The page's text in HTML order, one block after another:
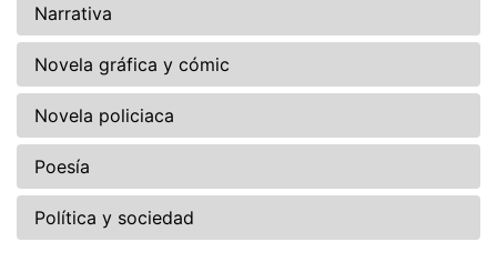
Narrativa
Novela gráfica y cómic
Novela policiaca
Poesía
Política y sociedad